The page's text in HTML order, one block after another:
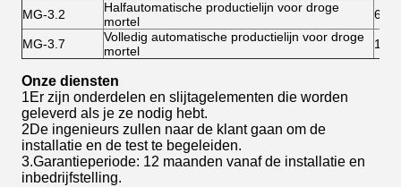
MG-3.2
Halfautomatische productielijn voor droge
mortel
6
MG-3.7
Volledig automatische productielijn voor droge
mortel
10-
Onze diensten
1Er zijn onderdelen en slijtagelementen die worden
geleverd als je ze nodig hebt.
2De ingenieurs zullen naar de klant gaan om de
installatie en de test te begeleiden.
3.Garantieperiode: 12 maanden vanaf de installatie en
inbedrijfstelling.